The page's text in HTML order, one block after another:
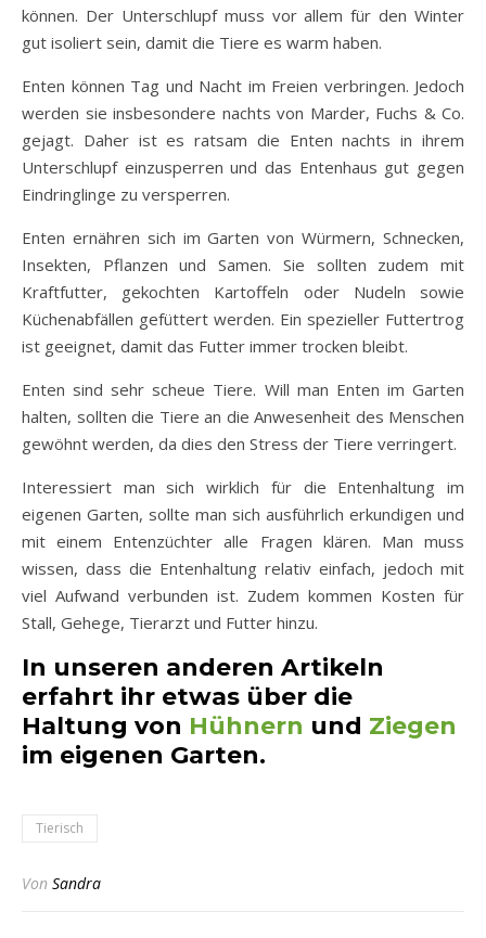
können. Der Unterschlupf muss vor allem für den Winter
gut isoliert sein, damit die Tiere es warm haben.
Enten können Tag und Nacht im Freien verbringen. Jedoch
werden sie insbesondere nachts von Marder, Fuchs & Co.
gejagt. Daher ist es ratsam die Enten nachts in ihrem
Unterschlupf einzusperren und das Entenhaus gut gegen
Eindringlinge zu versperren.
Enten ernähren sich im Garten von Würmern, Schnecken,
Insekten, Pflanzen und Samen. Sie sollten zudem mit
Kraftfutter, gekochten Kartoffeln oder Nudeln sowie
Küchenabfällen gefüttert werden. Ein spezieller Futtertrog
ist geeignet, damit das Futter immer trocken bleibt.
Enten sind sehr scheue Tiere. Will man Enten im Garten
halten, sollten die Tiere an die Anwesenheit des Menschen
gewöhnt werden, da dies den Stress der Tiere verringert.
Interessiert man sich wirklich für die Entenhaltung im
eigenen Garten, sollte man sich ausführlich erkundigen und
mit einem Entenzüchter alle Fragen klären. Man muss
wissen, dass die Entenhaltung relativ einfach, jedoch mit
viel Aufwand verbunden ist. Zudem kommen Kosten für
Stall, Gehege, Tierarzt und Futter hinzu.
In unseren anderen Artikeln
erfahrt ihr etwas über die
Haltung von Hühnern und Ziegen
im eigenen Garten.
Tierisch
Von Sandra